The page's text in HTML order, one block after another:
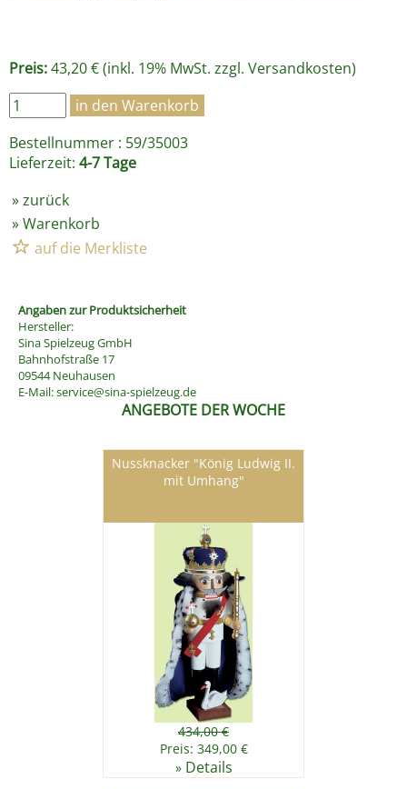
Preis:43,20 € (inkl. 19% MwSt. zzgl. Versandkosten)
Bestellnummer : 59/35003
Lieferzeit: 4-7 Tage
»zurück
»Warenkorb
Angaben zur Produktsicherheit
Hersteller:
Sina Spielzeug GmbH
Bahnhofstraße 17
09544 Neuhausen
E-Mail:service@sina-spielzeug.de
ANGEBOTE DER WOCHE
Nussknacker "König Ludwig II.
mit Umhang"
434,00 €
Preis: 349,00 €
» Details